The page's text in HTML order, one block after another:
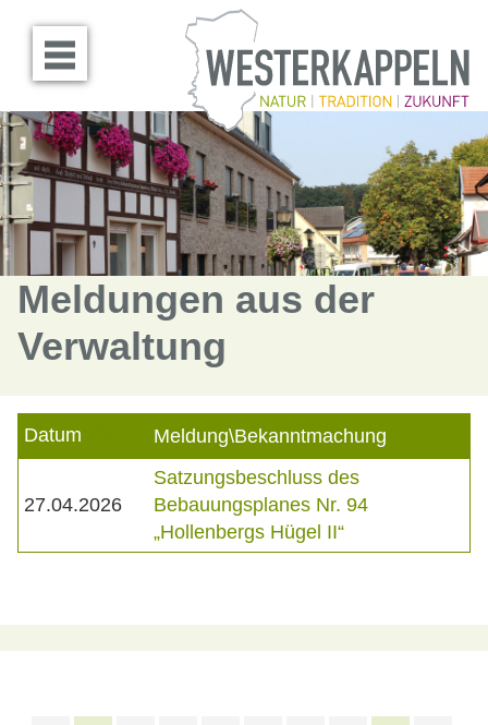
Menü öffnen
Meldungen aus der
Verwaltung
Datum Meldung\Bekanntmachung
27.04.2026
Satzungsbeschluss des
Bebauungsplanes Nr. 94
„Hollenbergs Hügel II“